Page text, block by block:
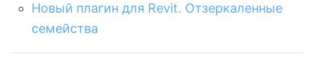
Новый плагин для Revit. Отзеркаленные
семейства